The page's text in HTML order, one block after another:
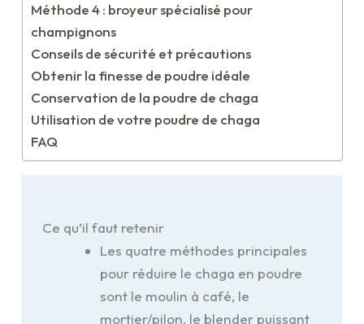
Méthode 4 : broyeur spécialisé pour
champignons
Conseils de sécurité et précautions
Obtenir la finesse de poudre idéale
Conservation de la poudre de chaga
Utilisation de votre poudre de chaga
FAQ
Ce qu’il faut retenir
Les quatre méthodes principales
pour réduire le chaga en poudre
sont le moulin à café, le
mortier/pilon, le blender puissant